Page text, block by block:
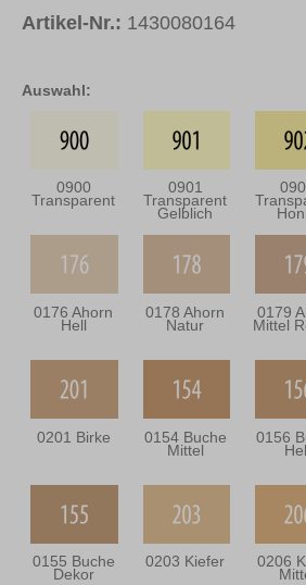
Auswahl:
0900
Transparent
0901
Transparent
Gelblich
0176 Ahorn
Hell
0178 Ahorn
Natur
0179
Mittel
0201 Birke 0154 Buche
Mittel
0156
0155 Buche
Dekor
0203 Kiefer 0206
Artikel-Nr.: 1430080164